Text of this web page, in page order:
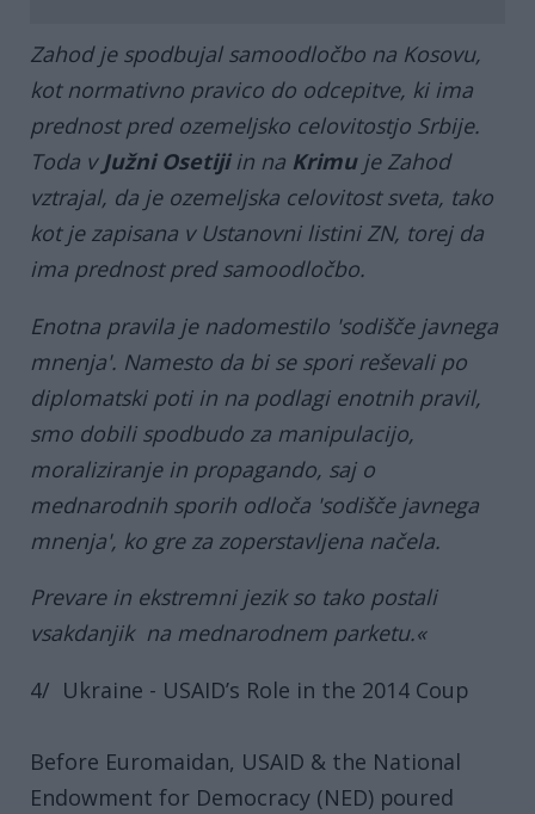
Zahod je spodbujal samoodločbo na Kosovu,
kot normativno pravico do odcepitve, ki ima
prednost pred ozemeljsko celovitostjo Srbije.
Toda v Južni Osetijiin na Krimuje Zahod
vztrajal, da je ozemeljska celovitost sveta, tako
kot je zapisana v Ustanovni listini ZN, torej da
ima prednost pred samoodločbo.
Enotna pravila je nadomestilo 'sodišče javnega
mnenja'. Namesto da bi se spori reševali po
diplomatski poti in na podlagi enotnih pravil,
smo dobili spodbudo za manipulacijo,
moraliziranje in propagando, saj o
mednarodnih sporih odloča 'sodišče javnega
mnenja', ko gre za zoperstavljena načela.
Prevare in ekstremni jezik so tako postali
vsakdanjik na mednarodnem parketu.«
4/ Ukraine - USAID’s Role in the 2014 Coup
Before Euromaidan, USAID & the National
Endowment for Democracy (NED) poured